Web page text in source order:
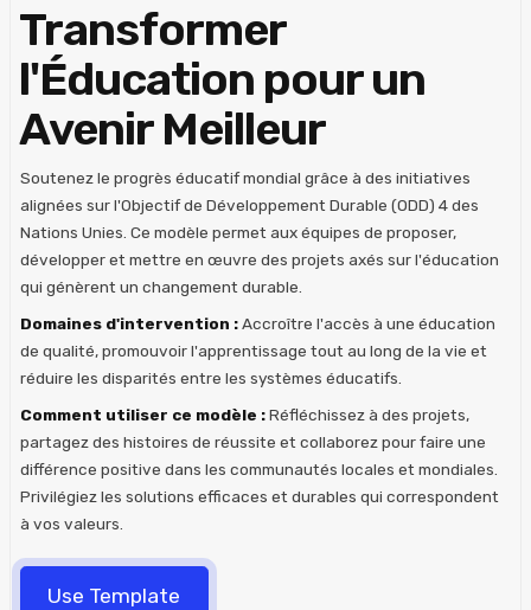
Transformer
l'Éducation pour un
Avenir Meilleur
Soutenez le progrès éducatif mondial grâce à des initiatives
alignées sur l'Objectif de Développement Durable (ODD) 4 des
Nations Unies. Ce modèle permet aux équipes de proposer,
développer et mettre en œuvre des projets axés sur l'éducation
qui génèrent un changement durable.
Domaines d'intervention :Accroître l'accès à une éducation
de qualité, promouvoir l'apprentissage tout au long de la vie et
réduire les disparités entre les systèmes éducatifs.
Comment utiliser ce modèle :Réfléchissez à des projets,
partagez des histoires de réussite et collaborez pour faire une
différence positive dans les communautés locales et mondiales.
Privilégiez les solutions efficaces et durables qui correspondent
à vos valeurs.
Use Template